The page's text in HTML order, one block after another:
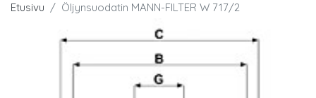
Etusivu Öljynsuodatin MANN-FILTER W 717/2